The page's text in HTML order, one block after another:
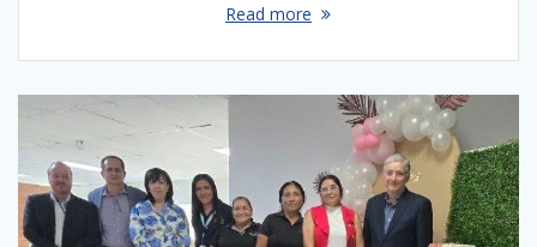
Read more